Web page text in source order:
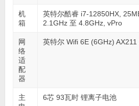
机
箱
英特尔酷睿 i7-12850HX,
2.1GHz 至 4.8GHz, vPro
网
络
适
配
器
英特尔 Wifi 6E (6GHz)
主
6芯 93瓦时 锂离子电池